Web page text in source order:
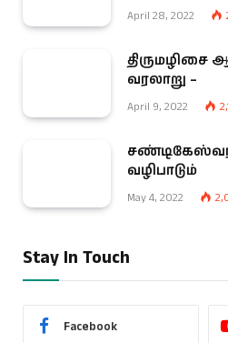
April 28, 2022
திருமழிசை
வரலாறு –
April 9, 2022
வழிபாடும்
May 4, 2022
Stay In Touch
Facebook